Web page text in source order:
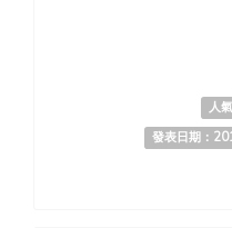
人
發表日期：